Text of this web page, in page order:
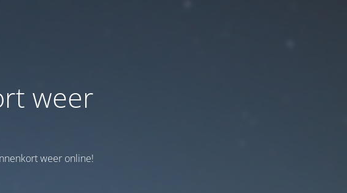
weer
weer online!